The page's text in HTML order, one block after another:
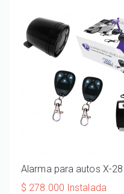
Alarma para autos X-28
$ 278.000 Instalada